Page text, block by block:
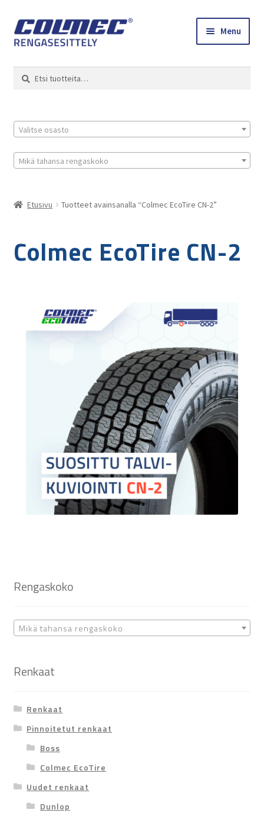
Skip
to
Skip
to
Menu
Colmec
0 tuotetta tarjouspyynnössä
Etsi:
Haku
Valitse osasto
Mikä tahansa rengaskoko
Etusivu Tuotteet avainsanalla “Colmec EcoTire CN-2”
Colmec EcoTire CN-2
Rengaskoko
Mikä tahansa rengaskoko
Renkaat
Renkaat
Pinnoitetut renkaat
Boss
Colmec EcoTire
Uudet renkaat
Dunlop